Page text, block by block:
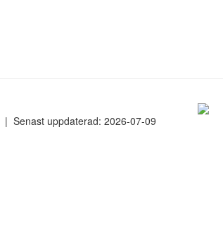
| Senast uppdaterad: 2026-07-09